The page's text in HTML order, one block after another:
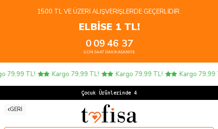
1500 TL VE ÜZERI ALIŞVERIŞLERDE GEÇERLIDIR.
ELBİSE 1 TL!
0
GÜN
09
SAAT
46
DAKIKA
37
SANIYE
79,99 TL! Kargo 79,99 TL! Kargo 79,99 TL! Kargo 79,99
Çocuk Ürünlerinde 4 A
GERI